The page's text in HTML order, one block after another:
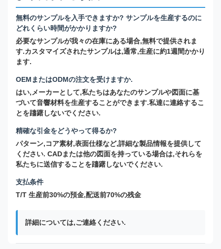
無料のサンプルを入手できますか? サンプルを生産するのに
どれくらい時間がかかりますか?
必要なサンプルが我々の在庫にある場合,無料で提供されま
す.カスタマイズされたサンプルは,通常,生産に約1週間かかり
ます.
OEMまたはODMの注文を受けますか.
はい,メーカーとして,私たちはあなたのサンプルや図面に基
づいて音響材料を生産することができます.私達に連絡するこ
とを躊躇しないでください.
精確な引金をどうやって得るか?
パターン,コア素材,表面仕様など,詳細な製品情報を提供して
ください. CADまたは他の図面を持っている場合は,それらを
私たちに送信することを躊躇しないでください.
支払条件
T/T 生産前30%の預金,配送前70%の残金
詳細については,ご連絡ください.